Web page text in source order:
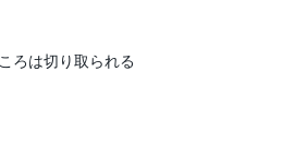
ろは切り取られる